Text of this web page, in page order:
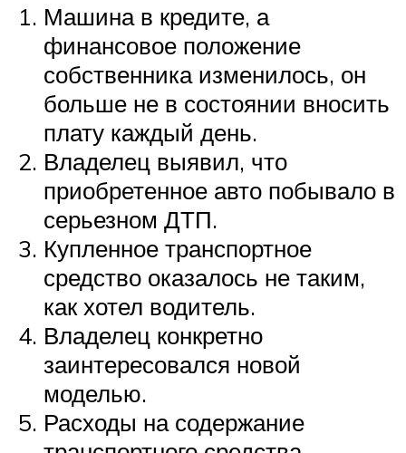
Машина в кредите, а
финансовое положение
собственника изменилось, он
больше не в состоянии вносить
плату каждый день.
Владелец выявил, что
приобретенное авто побывало в
серьезном ДТП.
Купленное транспортное
средство оказалось не таким,
как хотел водитель.
Владелец конкретно
заинтересовался новой
моделью.
Расходы на содержание